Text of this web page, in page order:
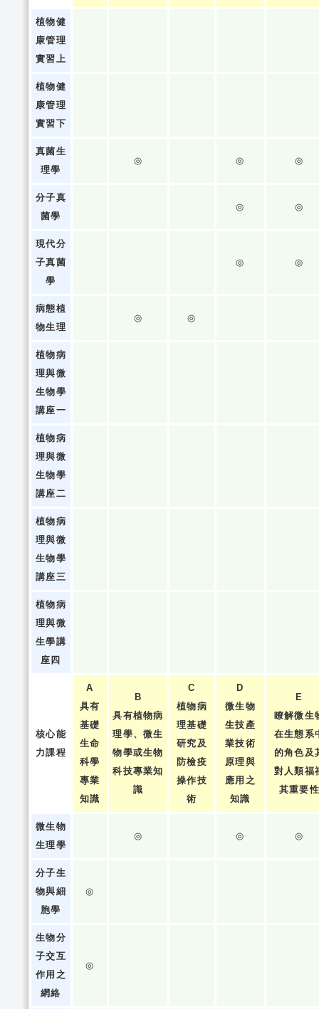
植物健
康管理
實習上
植物健
康管理
實習下
真菌生
理學
◎ ◎ ◎
分子真
菌學
◎ ◎
現代分
子真菌
學
◎ ◎
病態植
物生理
◎ ◎
植物病
理與微
生物學
講座一
植物病
理與微
生物學
講座二
植物病
理與微
生物學
講座三
植物病
理與微
生學講
座四
核心能
力課程
A
具有
基礎
生命
科學
專業
知識
B
具有植物病
理學、微生
物學或生物
科技專業知
識
C
植物病
理基礎
研究及
防檢疫
操作技
術
D
微生物
生技產
業技術
原理與
應用之
知識
E
瞭解微生
在生態系
的角色及
對人類福
其重要
微生物
生理學
◎ ◎ ◎
分子生
物與細
胞學
◎
生物分
子交互
作用之
網絡
◎